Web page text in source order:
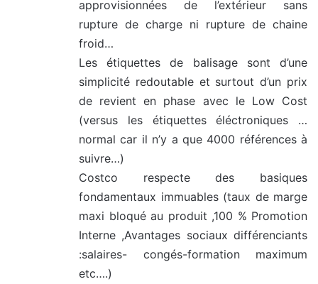
approvisionnées de l’extérieur sans
rupture de charge ni rupture de chaine
froid…
Les étiquettes de balisage sont d’une
simplicité redoutable et surtout d’un prix
de revient en phase avec le Low Cost
(versus les étiquettes éléctroniques …
normal car il n’y a que 4000 références à
suivre…)
Costco respecte des basiques
fondamentaux immuables (taux de marge
maxi bloqué au produit ,100 % Promotion
Interne ,Avantages sociaux différenciants
:salaires- congés-formation maximum
etc….)